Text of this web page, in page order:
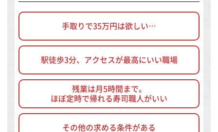
手取りで35万円は欲しい…
駅徒歩3分、アクセスが最高にいい職場
残業は月5時間まで。
ほぼ定時で帰れる寿司職人がいい
その他の求める条件がある